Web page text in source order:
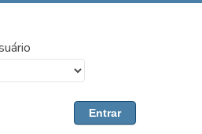
Entrar